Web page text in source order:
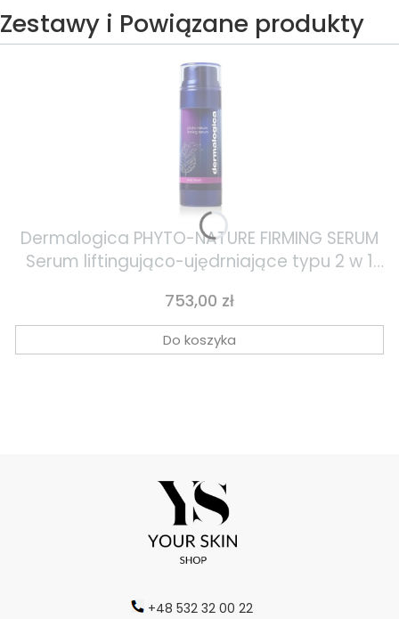
Zestawy i Powiązane produkty
Dermalogica PHYTO-NATURE FIRMING SERUM
Serum liftingująco-ujędrniające typu 2 w 1
Cena
753,00 zł
Do koszyka
+48 532 32 00 22